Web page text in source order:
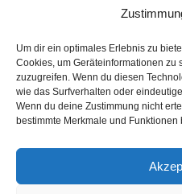
Um dir ein optimales Erlebnis zu
Cookies, um Geräteinformationen zu
zuzugreifen. Wenn du diesen
wie das Surfverhalten oder
Wenn du deine Zustimmung nicht
bestimmte Merkmale und
© 2025-2026 Wear-Share |